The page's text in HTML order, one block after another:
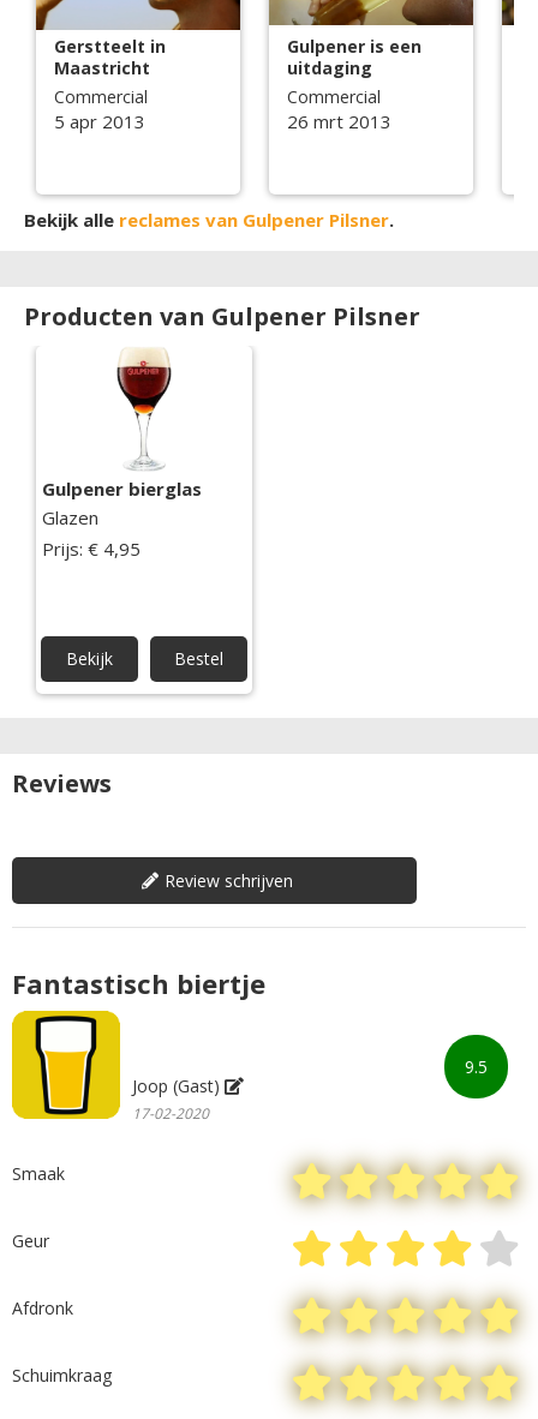
Gerstteelt in
Maastricht
Commercial
5 apr 2013
Gulpener is een
uitdaging
Commercial
26 mrt 2013
Bekijk alle reclames van Gulpener Pilsner.
Producten van Gulpener Pilsner
Gulpener bierglas
Glazen
Prijs: € 4,95
Bekijk Bestel
Reviews
Review schrijven
9.5
Fantastisch biertje
Joop (Gast)
17-02-2020
Smaak
Geur
Afdronk
Schuimkraag